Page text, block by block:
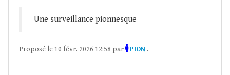
Une surveillance pionnesque
Proposé le 10 févr. 2026 12:58 par PION .